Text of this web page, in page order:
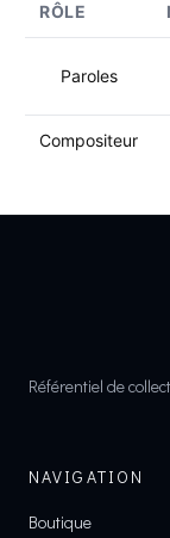
RÔLE
Paroles
Compositeur
Référentiel de
NAVIGATION
Boutique